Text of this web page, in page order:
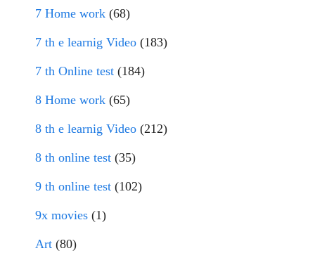
7 Home work (68)
7 th e learnig Video (183)
7 th Online test (184)
8 Home work (65)
8 th e learnig Video (212)
8 th online test (35)
9 th online test (102)
9x movies (1)
Art (80)